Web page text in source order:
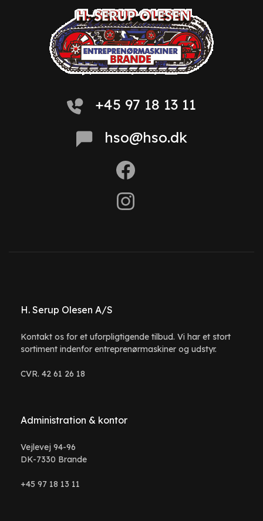
+45 97 18 13 11
hso@hso.dk
H. Serup Olesen A/S
Kontakt os for et uforpligtigende tilbud. Vi har et stort
sortiment indenfor entreprenørmaskiner og udstyr.
CVR. 42 61 26 18
Administration & kontor
Vejlevej 94-96
DK-7330 Brande
+45 97 18 13 11